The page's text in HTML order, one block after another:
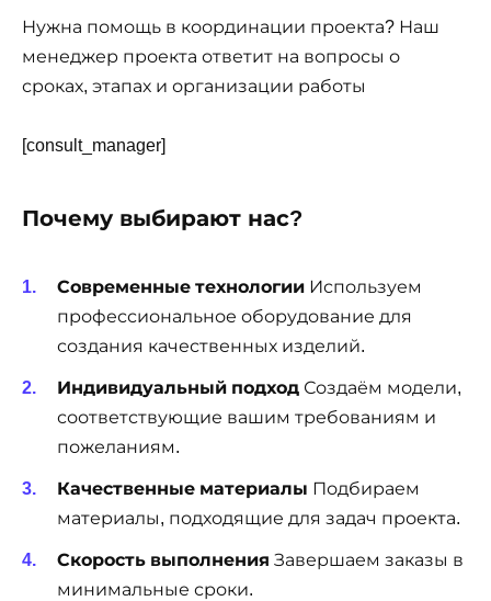
Нужна помощь в координации проекта? Наш
менеджер проекта ответит на вопросы о
сроках, этапах и организации работы
[consult_manager]
Почему выбирают нас?
Современные технологии Используем
профессиональное оборудование для
создания качественных изделий.
Индивидуальный подход Создаём модели,
соответствующие вашим требованиям и
пожеланиям.
Качественные материалы Подбираем
материалы, подходящие для задач проекта.
Скорость выполнения Завершаем заказы в
минимальные сроки.